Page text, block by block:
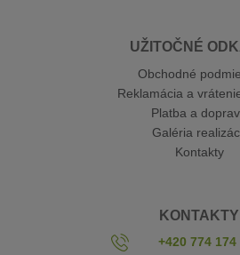
UŽITOČNÉ
Obchodné
Reklamácia a
Platba a
Galéria
Kontakty
KONTAKTY
+420 774 174